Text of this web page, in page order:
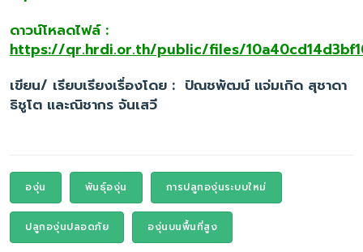
ดาวน์โหลดไฟล์ :
https://qr.hrdi.or.th/public/files/
เขียน/ เรียบเรียงเรื่องโดย : ปัณชพัฒน์ แจ่มเกิด สุชาดา
ธิชูโต และณิชากร จันเสวี
องุ่น พันธุ์องุ่น การปลูกองุ่นระบบใหม่
ปลูกองุ่นปลอดภัย องุ่นบนพื้นที่สูง